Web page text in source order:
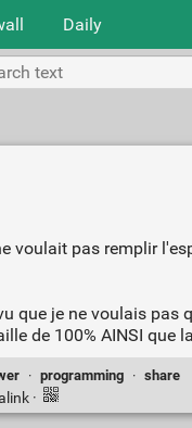
Daily
voulait pas remplir
que je ne voulais
de 100% AINSI
· programming · share
·